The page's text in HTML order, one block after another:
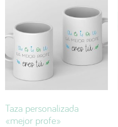
Taza personalizada
«mejor profe»